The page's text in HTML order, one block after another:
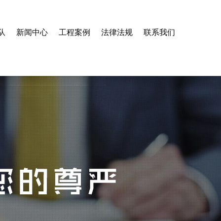
新闻中心 工程案例 法律法规 联系我们